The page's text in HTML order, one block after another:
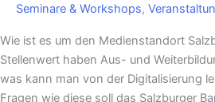
Seminare & Workshops,
Wie ist es um den Medienstandort
Stellenwert haben Aus- und
was kann man von der Digitalisierung
Fragen wie diese soll das Salzburger